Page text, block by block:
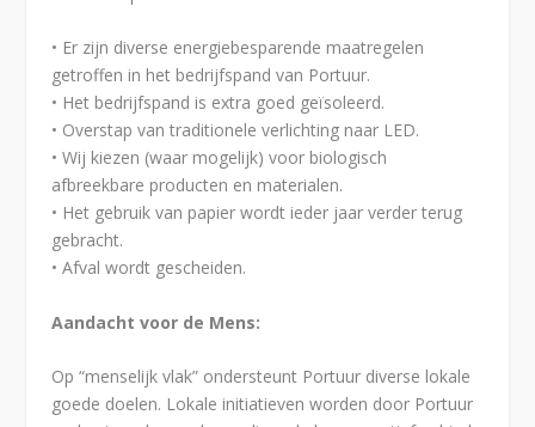
• Er zijn diverse energiebesparende maatregelen
getroffen in het bedrijfspand van Portuur.
• Het bedrijfspand is extra goed geïsoleerd.
• Overstap van traditionele verlichting naar LED.
• Wij kiezen (waar mogelijk) voor biologisch
afbreekbare producten en materialen.
• Het gebruik van papier wordt ieder jaar verder terug
gebracht.
• Afval wordt gescheiden.
Aandacht voor de Mens:
Op “menselijk vlak” ondersteunt Portuur diverse lokale
goede doelen. Lokale initiatieven worden door Portuur